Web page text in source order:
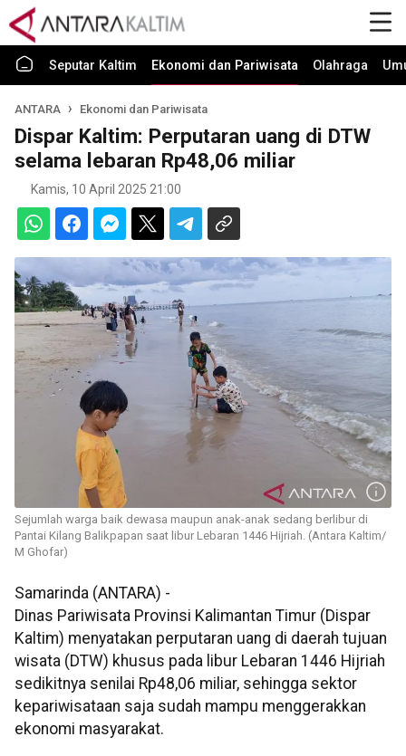
Seputar Kaltim Ekonomi dan Pariwisata Olahraga
ANTARA Ekonomi dan Pariwisata
Dispar Kaltim: Perputaran uang di DTW
selama lebaran Rp48,06 miliar
Kamis, 10 April 2025 21:00
Sejumlah warga baik dewasa maupun anak-anak sedang berlibur di
Pantai Kilang Balikpapan saat libur Lebaran 1446 Hijriah. (Antara Kaltim/
M Ghofar)
Samarinda (ANTARA) -
Dinas Pariwisata Provinsi Kalimantan Timur (Dispar
Kaltim) menyatakan perputaran uang di daerah tujuan
wisata (DTW) khusus pada libur Lebaran 1446 Hijriah
sedikitnya senilai Rp48,06 miliar, sehingga sektor
kepariwisataan saja sudah mampu menggerakkan
ekonomi masyarakat.